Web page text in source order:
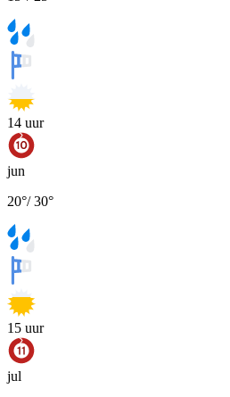
14 uur
jun
20°/30°
15 uur
jul